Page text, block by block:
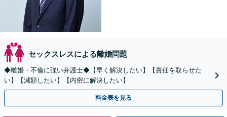
セックスレスによる離婚問題
◆離婚・不倫に強い弁護士◆【早く解決したい】【責任を取らせた
い】【減額したい】【内密に解決したい】
料金表を見る